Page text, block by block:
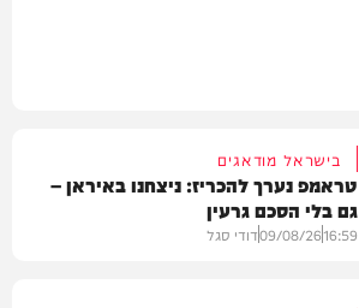
בישראל מודאגים
טראמפ נערך להכריז: ניצחנו באיראן –
גם בלי הסכם גרעין
16:59
09/08/26דודי סגל